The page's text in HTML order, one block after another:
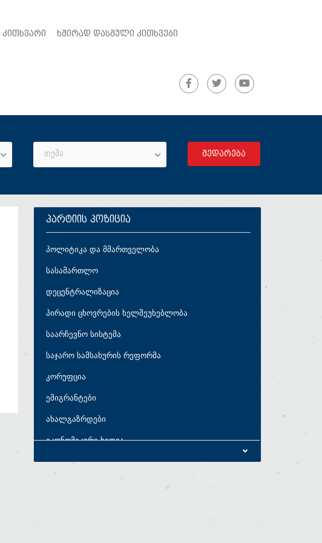
ᲙᲘᲗᲮᲕᲐᲠᲘ
ᲮᲨᲘᲠᲐᲓ ᲓᲐᲡᲛᲣᲚᲘ ᲙᲘᲗᲮᲕᲔᲑᲘ
თემა
პარტიის პოზიცია
პოლიტიკა და მმართველობა
სასამართლო
დეცენტრალიზაცია
პირადი ცხოვრების ხელშეუხებლობა
საარჩევნო სისტემა
საჯარო სამსახურის რეფორმა
კორუფცია
ემიგრანტები
ახალგაზრდები
ეკონომიკური ხედვა
ეკონომიკური პარამეტრები
საბიუჯეტო პრიორიტეტები